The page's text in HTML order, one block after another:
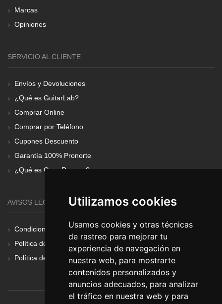
Utilizamos cookies
Usamos cookies y otras técnicas
de rastreo para mejorar tu
experiencia de navegación en
nuestra web, para mostrarte
contenidos personalizados y
anuncios adecuados, para analizar
el tráfico en nuestra web y para
Marcas
Opiniones
SERVICIO AL CLIENTE
Envíos y Devoluciones
¿Qué es GuitarLab?
Comprar Online
Comprar por Teléfono
Cupones Descuento
Garantía 100% Pronorte
¿Qué es Gear Renove?
AVISOS LEGALES
Condiciones Generales
Política de Cookies
Política de Privacidad